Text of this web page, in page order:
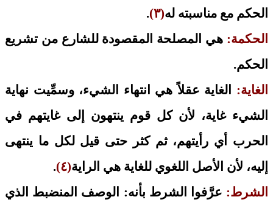
الحكم مع مناسبته له(٣)
.
الحكمة: هي المصلحة المقصودة للشارع من تشريع
الحكم.
الغاية: الغاية عقلاً هي انتهاء الشيء، وسمِّيت نهاية
الشيء غاية، لأن كل قوم ينتهون إلى غايتهم في
الحرب أي رأيتهم، ثم كثر حتى قيل لكل ما ينتهى
إليه، لأن الأصل اللغوي للغاية هي الراية(٤)
.
الشرط: عرَّفوا الشرط بأنه: الوصف المنضبط الذي